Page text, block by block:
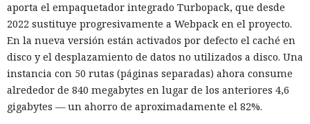
disputas comerciales y tecnológicas entre Pekín y
Washington, que ponen en peligro la frágil tregua
alcanzada en las últimas cumbres bilaterales. El día
anterior, el Ministerio de Comercio de China anunció
nuevas restricciones contra empresas estadounidenses y la
exportación de drones a EE. UU., calificándolas como
respuesta a las recientes medidas de Washington contra el
aporta el empaquetador integrado Turbopack, que desde
2022 sustituye progresivamente a Webpack en el proyecto.
En la nueva versión están activados por defecto el caché en
disco y el desplazamiento de datos no utilizados a disco. Una
instancia con 50 rutas (páginas separadas) ahora consume
alrededor de 840 megabytes en lugar de los anteriores 4,6
gigabytes — un ahorro de aproximadamente el 82%.